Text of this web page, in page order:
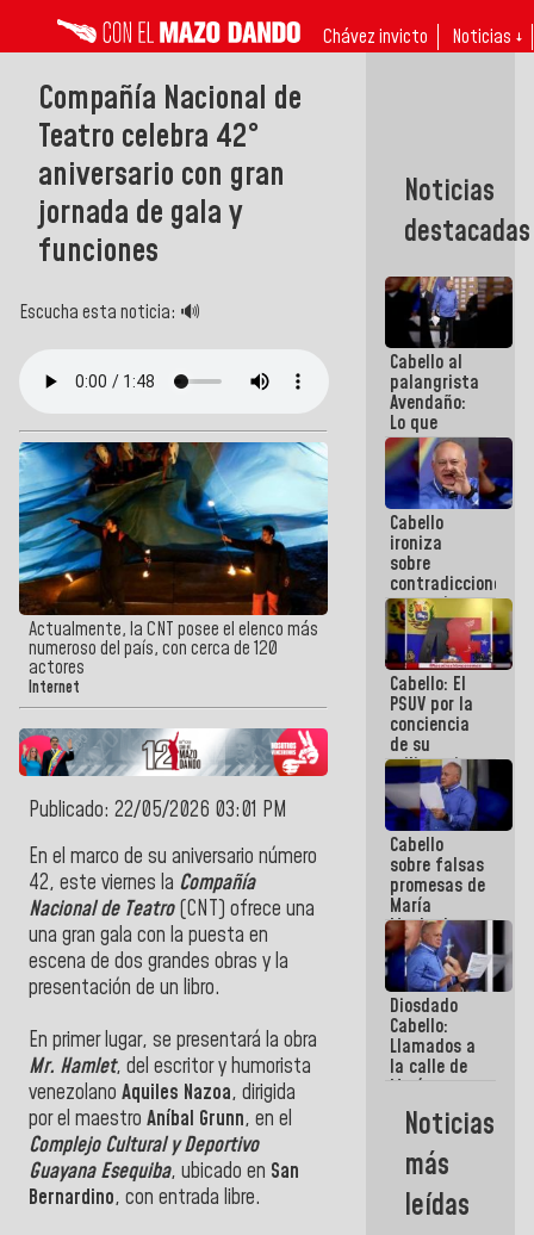
Chávez invicto Noticias ↓
Compañía Nacional de
Teatro celebra 42°
aniversario con gran
jornada de gala y
funciones
Escucha esta noticia: 🔊
Actualmente, la CNT posee el elenco más
numeroso del país, con cerca de 120
actores
Internet
Publicado: 22/05/2026 03:01 PM
En el marco de su aniversario número
42, este viernes la Compañía
Nacional de Teatro(CNT) ofrece una
una gran gala con la puesta en
escena de dos grandes obras y la
presentación de un libro.
En primer lugar, se presentará la obra
Mr. Hamlet, del escritor y humorista
venezolano Aquiles Nazoa, dirigida
por el maestro Aníbal Grunn, en el
Complejo Cultural y Deportivo
Guayana Esequiba, ubicado en San
Bernardino, con entrada libre.
Noticias
destacadas
Cabello al
palangrista
Avendaño:
Lo que
vayas a
escribir
hazlo hoy
por que no
sabemos si
la semana
que viene
hay
programa
Cabello
ironiza
sobre
contradicciones
y mentiras
de María
Machado:
¡Créanle!
Cabello: El
PSUV por la
conciencia
de su
militancia
es la
organización
política más
sólida de
Venezuela
Cabello
sobre falsas
promesas de
María
Machado:
¿Quién le
puede creer?
¿Y la gente
que ella iba
a salvar en
La Guaira?
Diosdado
Cabello:
Llamados a
la calle de
María
Machado se
estrellaron
de frente
contra el
Pueblo
Noticias
más
leídas